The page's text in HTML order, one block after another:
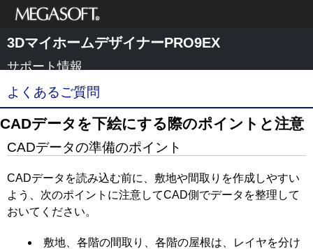
メガソフト株式
会社
3DマイホームデザイナーPRO9EX
サポート情報
よくあるご質問
CADデータを下絵にする際のポイントと注意
CADデータの準備のポイント
CADデータを読み込む前に、敷地や間取りを作成しやすい
よう、次のポイントに注意してCAD側でデータを整理して
おいてください。
敷地、各階の間取り、各階の屋根は、レイヤを分け